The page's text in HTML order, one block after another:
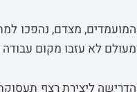
המועמדים, מצדם, נהפכו
מעולם לא עזבו מקום
הדרישה ליצירת רצף